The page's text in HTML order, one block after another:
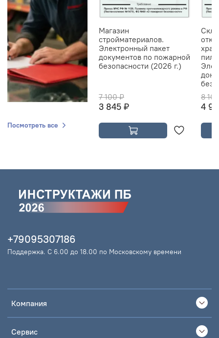
Посмотреть все
Магазин
стройматериалов.
Электронный пакет
документов по пожарной
безопасности (2026 г.)
7 100 ₽
3 845 ₽
8
4
Компания
Сервис
+79095307186
Поддержка. С 6.00 до 18.00 по Московскому времени